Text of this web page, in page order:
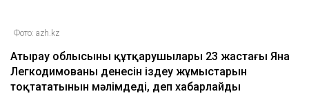
Фото: azh.kz
Атырау облысының құтқарушылары 23 жастағы Яна
Легкодимованың денесін іздеу жұмыстарын
тоқтататынын мәлімдеді, деп хабарлайды